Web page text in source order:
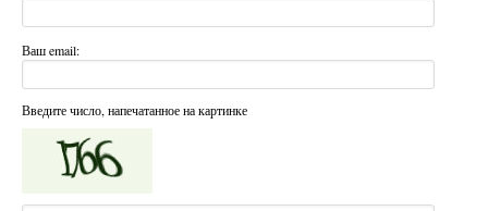
Ваш email:
Введите число, напечатанное на картинке